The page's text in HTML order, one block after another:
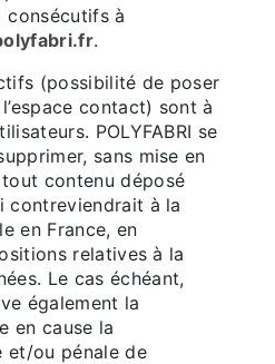
consécutifs à
.
(possibilité de poser
contact) sont à
POLYFABRI se
sans mise en
contenu déposé
contreviendrait à la
en France, en
relatives à la
Le cas échéant,
également la
en cause la
et/ou pénale de